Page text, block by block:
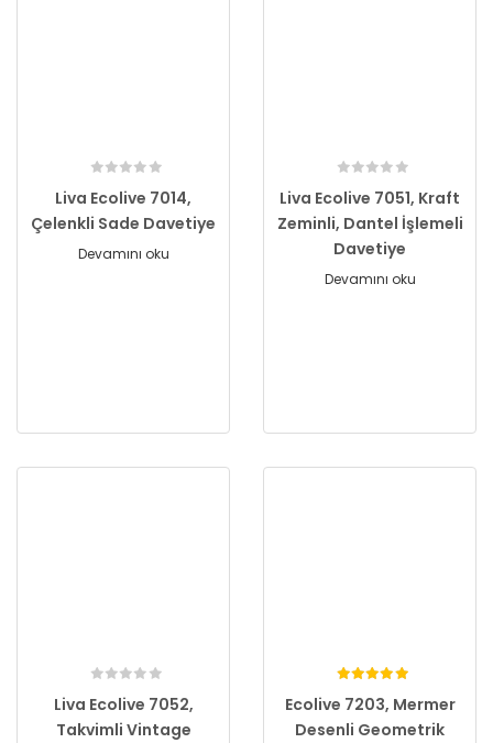
Liva Ecolive 7014,
Çelenkli Sade Davetiye
Devamını oku
Liva Ecolive 7051, Kraft
Zeminli, Dantel İşlemeli
Davetiye
Devamını oku
Liva Ecolive 7052,
Takvimli Vintage
Ecolive 7203, Mermer
Desenli Geometrik